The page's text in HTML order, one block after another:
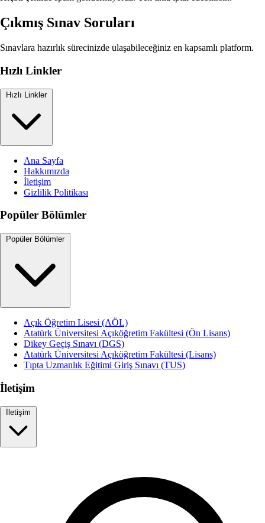
Çıkmış Sınav Soruları
Sınavlara hazırlık sürecinizde ulaşabileceğiniz en kapsamlı platform.
Hızlı Linkler
Hızlı Linkler
Ana Sayfa
Hakkımızda
İletişim
Gizlilik Politikası
Popüler Bölümler
Popüler Bölümler
Açık Öğretim Lisesi (AÖL)
Atatürk Üniversitesi Açıköğretim Fakültesi (Ön Lisans)
Dikey Geçiş Sınavı (DGS)
Atatürk Üniversitesi Açıköğretim Fakültesi (Lisans)
Tıpta Uzmanlık Eğitimi Giriş Sınavı (TUS)
İletişim
İletişim